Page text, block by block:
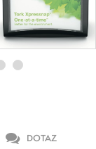
DOTAZ